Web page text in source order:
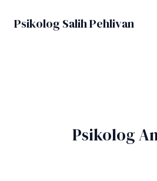
atlaPsikolog Salih Pehlivan
Psikolog